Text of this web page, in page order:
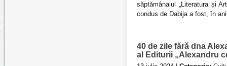
săptămânalul „Literatura și
condus de Dabija a fost, în
40 de zile fără dna
al Editurii „Alexandru